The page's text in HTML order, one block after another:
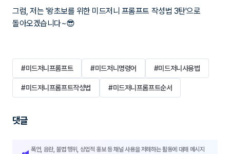
그럼, 저는 '왕초보를 위한 미드저니 프롬프트 작성법 3탄'으로
돌아오겠습니다~😎
#미드저니프롬프트 #미드저니명령어 #미드저니사용법
#미드저니프롬프트작성법 #미드저니프롬프트순서
댓글
폭언, 음란, 불법 행위, 상업적 홍보 등 채널 사용을 저해하는 활동에 대해 메시지